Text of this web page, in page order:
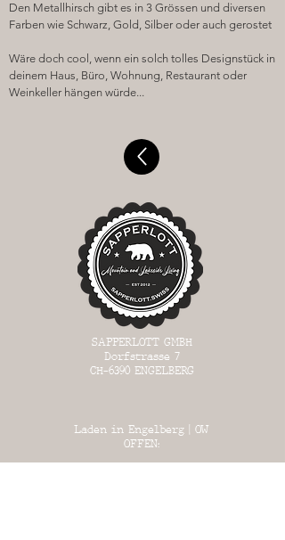
Den Metallhirsch gibt es in 3 Grössen und diversen
Farben wie Schwarz, Gold, Silber oder auch gerostet
Wäre doch cool, wenn ein solch tolles Designstück in
deinem Haus, Büro, Wohnung, Restaurant oder
Weinkeller hängen würde...
SAPPERLOTT GMBH
Dorfstrasse 7
CH-6390 ENGELBERG
Laden in Engelberg | OW
OFFEN: